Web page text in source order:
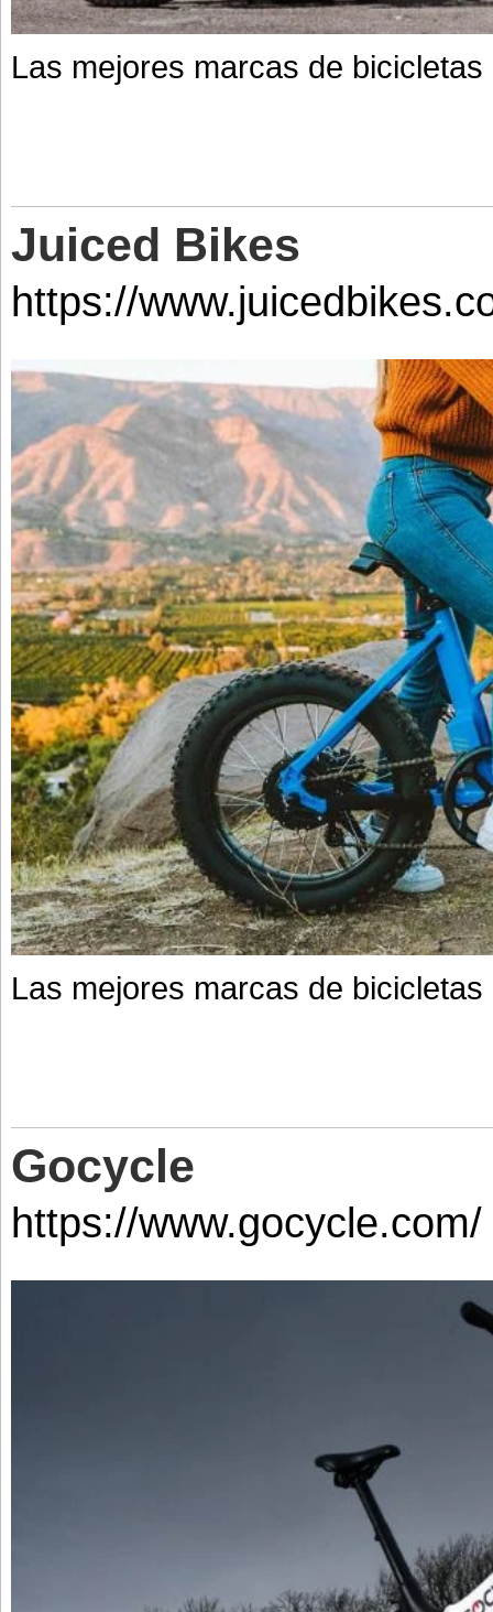
Las mejores marcas de
Juiced Bikes
https://
Las mejores marcas de
Gocycle
https://www.gocycle.com/